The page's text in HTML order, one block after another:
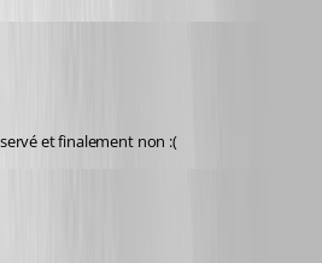
et finalement non :(